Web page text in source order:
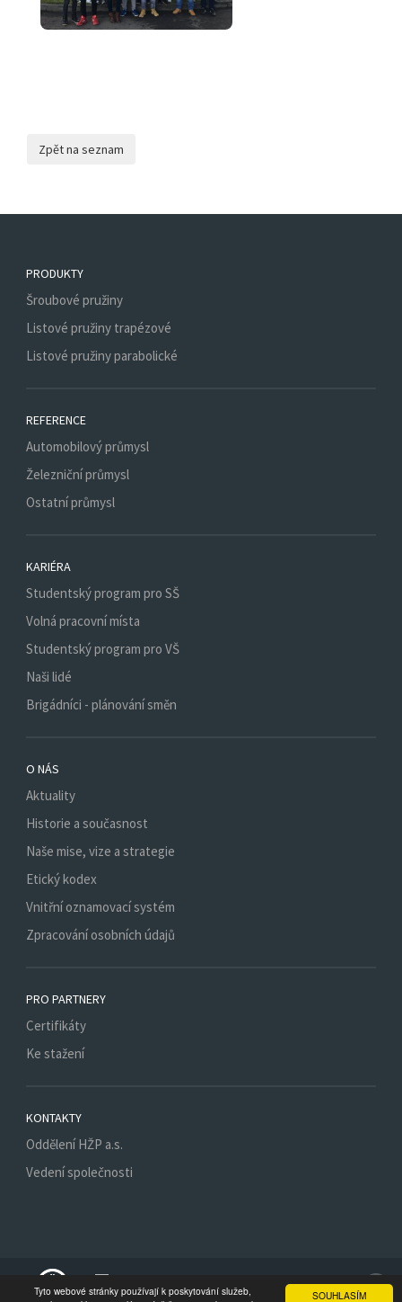
SOUHLASÍM
Tyto webové stránky používají k poskytování služeb,
PRODUKTY
Šroubové pružiny
Listové pružiny trapézové
Listové pružiny parabolické
REFERENCE
Automobilový průmysl
Železniční průmysl
Ostatní průmysl
KARIÉRA
Studentský program pro SŠ
Volná pracovní místa
Studentský program pro VŠ
Naši lidé
Brigádníci - plánování směn
O NÁS
Aktuality
Historie a současnost
Naše mise, vize a strategie
Etický kodex
Vnitřní oznamovací systém
Zpracování osobních údajů
PRO PARTNERY
Certifikáty
Ke stažení
KONTAKTY
Oddělení HŽP a.s.
Vedení společnosti
Spojte se s nám